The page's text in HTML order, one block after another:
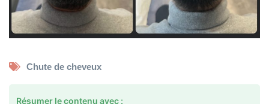
Chute de cheveux
Résumer le contenu avec :